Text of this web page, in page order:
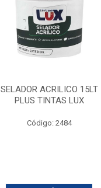
SELADOR ACRILICO 15LT
PLUS TINTAS LUX
Código: 2484